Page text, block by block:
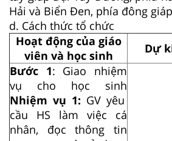
Hải và Biển Đen, phía đông
d. Cách thức tổ chức
Hoạt động của giáo
viên và học sinh
Dự
Bước 1: Giao nhiệm
vụ cho học sinh
Nhiệm vụ 1: GV yêu
cầu HS làm việc cá
nhân, đọc thông tin